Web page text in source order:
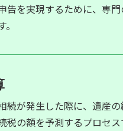
告を実現するために、専
続が発生した際に、遺産
税の額を予測するプロセス